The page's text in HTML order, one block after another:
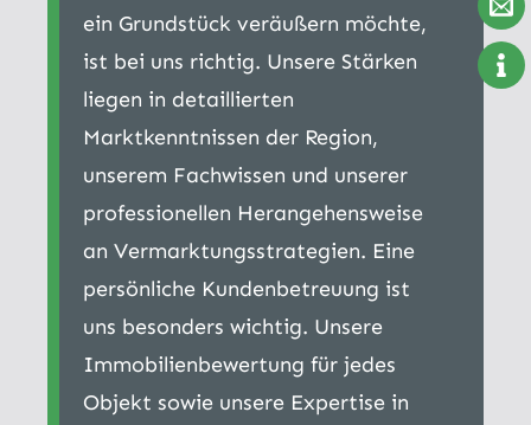
ein Grundstück veräußern möchte,
ist bei uns richtig. Unsere Stärken
liegen in detaillierten
Marktkenntnissen der Region,
unserem Fachwissen und unserer
professionellen Herangehensweise
an Vermarktungsstrategien. Eine
persönliche Kundenbetreuung ist
uns besonders wichtig. Unsere
Immobilienbewertung für jedes
Objekt sowie unsere Expertise in